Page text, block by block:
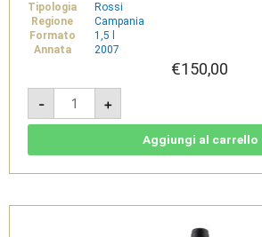
Tipologia
Rossi
Regione
Campania
Formato
1,5 l
Annata
2007
€150,00
-
Montevetrano
2007
-
Colli
1,5L
+
Aggiungi al carrello